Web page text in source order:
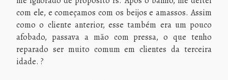
com ele, e começamos com os beijos e amassos. Assim
como o cliente anterior, esse também era um pouco
afobado, passava a mão com pressa, o que tenho
reparado ser muito comum em clientes da terceira
idade. ?